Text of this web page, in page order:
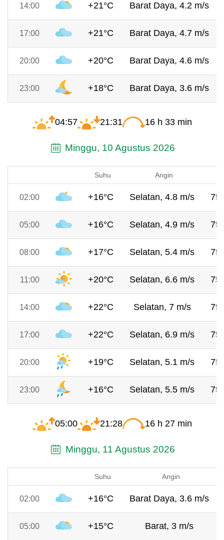
14:00 +21°C Barat Daya, 4.2 m/s
17:00 +21°C Barat Daya, 4.7 m/s
20:00 +20°C Barat Daya, 4.6 m/s
23:00 +18°C Barat Daya, 3.6 m/s
04:57 21:31 16 h 33 min
Minggu, 10 Agustus 2026
Suhu Angin
02:00 +16°C Selatan, 4.8 m/s
05:00 +16°C Selatan, 4.9 m/s
08:00 +17°C Selatan, 5.4 m/s
11:00 +20°C Selatan, 6.6 m/s
14:00 +22°C Selatan, 7 m/s
17:00 +22°C Selatan, 6.9 m/s
20:00 +19°C Selatan, 5.1 m/s
23:00 +16°C Selatan, 5.5 m/s
05:00 21:28 16 h 27 min
Minggu, 11 Agustus 2026
Suhu Angin
02:00 +16°C Barat Daya, 3.6 m/s
05:00 +15°C Barat, 3 m/s